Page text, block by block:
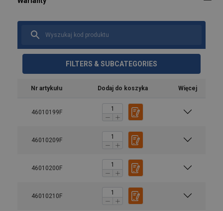
FILTERS & SUBCATEGORIES
Nr artykułu Dodaj do koszyka Więcej
46010199F
46010209F
46010200F
46010210F